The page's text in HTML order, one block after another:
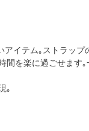
イテム｡ストラッ
を楽に過ごせます
｡